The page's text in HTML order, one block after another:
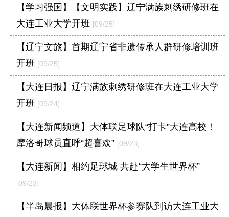
【学习强国】【文明实践】辽宁满族刺绣研修班在
大连工业大学开班 [09/25]
【辽宁文旅】首期辽宁省非遗传承人群研修培训班
开班 [09/25]
【大连日报】辽宁满族刺绣研修班在大连工业大学
开班 [09/24]
【大连新闻频道】大体联足球队“打卡”大连高校！
摩洛哥球员直呼“超喜欢” [09/23]
【大连新闻】相约足球城 共赴“大学生世界杯”
[09/23]
【半岛晨报】大体联世界杯参赛队到访大连工业大